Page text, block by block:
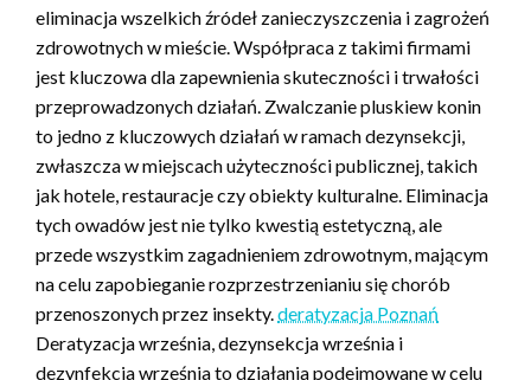
eliminacja wszelkich źródeł zanieczyszczenia i zagrożeń
zdrowotnych w mieście. Współpraca z takimi firmami
jest kluczowa dla zapewnienia skuteczności i trwałości
przeprowadzonych działań. Zwalczanie pluskiew konin
to jedno z kluczowych działań w ramach dezynsekcji,
zwłaszcza w miejscach użyteczności publicznej, takich
jak hotele, restauracje czy obiekty kulturalne. Eliminacja
tych owadów jest nie tylko kwestią estetyczną, ale
przede wszystkim zagadnieniem zdrowotnym, mającym
na celu zapobieganie rozprzestrzenianiu się chorób
przenoszonych przez insekty. deratyzacja Poznań
Deratyzacja września, dezynsekcja września i
dezynfekcja września to działania podejmowane w celu